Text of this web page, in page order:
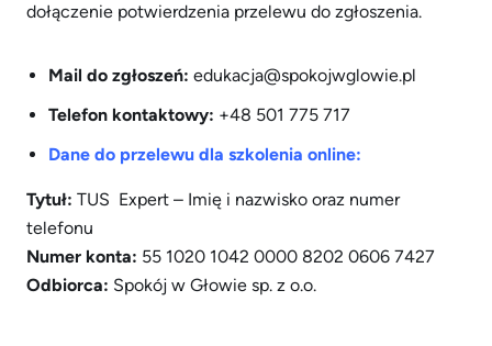
dołączenie potwierdzenia przelewu do zgłoszenia.
Mail do zgłoszeń: edukacja@spokojwglowie.pl
Telefon kontaktowy: +48 501 775 717
Dane do przelewu dla szkolenia online:
Tytuł: TUS Expert – Imię i nazwisko oraz numer
telefonu
Numer konta: 55 1020 1042 0000 8202 0606 7427
Odbiorca: Spokój w Głowie sp. z o.o.